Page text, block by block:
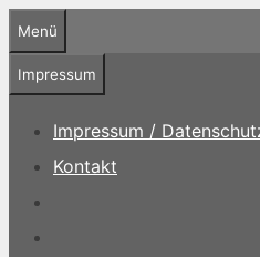
Zum
Inhalt
springen
Menü
Impressum
Impressum /
Kontakt